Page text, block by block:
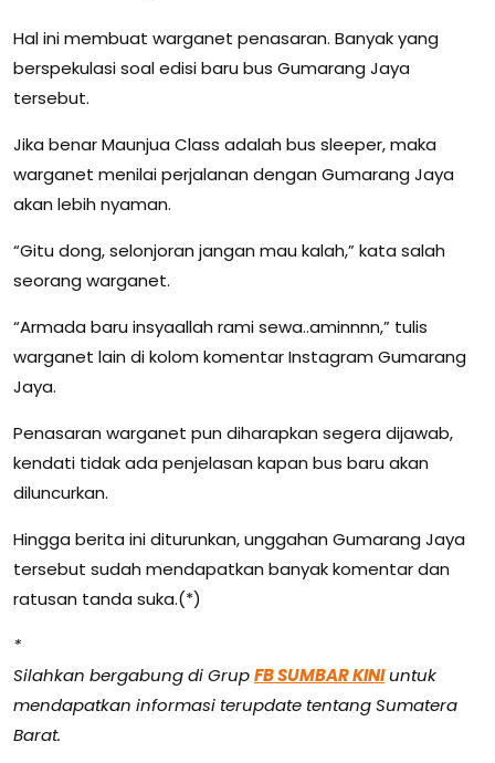
Hal ini membuat warganet penasaran. Banyak yang
berspekulasi soal edisi baru bus Gumarang Jaya
tersebut.
Jika benar Maunjua Class adalah bus sleeper, maka
warganet menilai perjalanan dengan Gumarang Jaya
akan lebih nyaman.
“Gitu dong, selonjoran jangan mau kalah,” kata salah
seorang warganet.
“Armada baru insyaallah rami sewa..aminnnn,” tulis
warganet lain di kolom komentar Instagram Gumarang
Jaya.
Penasaran warganet pun diharapkan segera dijawab,
kendati tidak ada penjelasan kapan bus baru akan
diluncurkan.
Hingga berita ini diturunkan, unggahan Gumarang Jaya
tersebut sudah mendapatkan banyak komentar dan
ratusan tanda suka.(*)
*
Silahkan bergabung di GrupFB SUMBAR KINIuntuk
mendapatkan informasi terupdate tentang Sumatera
Barat.